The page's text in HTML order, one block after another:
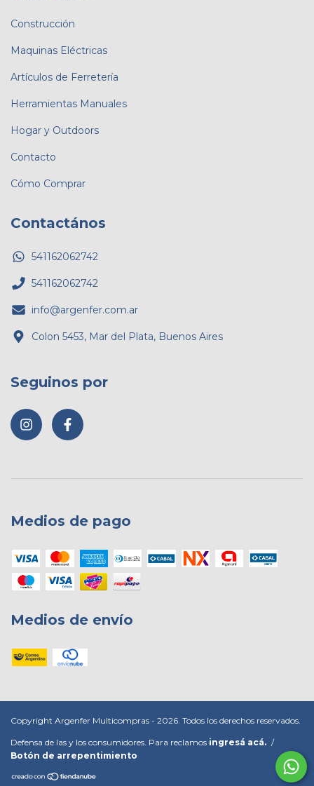
Construcción
Maquinas Eléctricas
Artículos de Ferretería
Herramientas Manuales
Hogar y Outdoors
Contacto
Cómo Comprar
Contactános
541162062742
541162062742
info@argenfer.com.ar
Colon 5453, Mar del Plata, Buenos Aires
Seguinos por
Medios de pago
Medios de envío
Copyright Argenfer Multicompras - 2026. Todos los derechos reservados.
Defensa de las y los consumidores. Para reclamos ingresá acá. /
Botón de arrepentimiento